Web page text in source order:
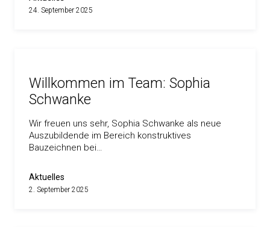
24. September 2025
Willkommen im Team: Sophia
Schwanke
Wir freuen uns sehr, Sophia Schwanke als neue
Auszubildende im Bereich konstruktives
Bauzeichnen bei…
Aktuelles
2. September 2025